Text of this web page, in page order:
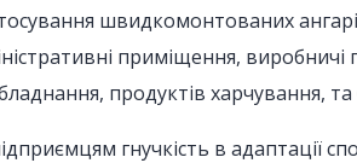
швидкомонтованих
приміщення, виробничі
продуктів харчування,
гнучкість в адаптації